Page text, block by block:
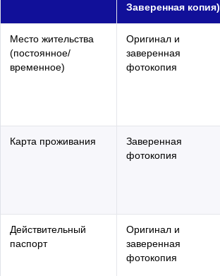
Заверенная копия)
Место жительства
(постоянное/
временное)
Оригинал и
заверенная
фотокопия
Карта проживания
Заверенная
фотокопия
Действительный
паспорт
Оригинал и
заверенная
фотокопия